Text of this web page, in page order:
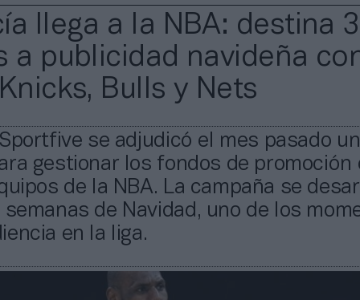
llega a la NBA: destina 3
a publicidad navideña
Bulls y Nets
se adjudicó el mes pasado un
gestionar los fondos de promoción
de la NBA. La campaña se
de Navidad, uno de los
en la liga.